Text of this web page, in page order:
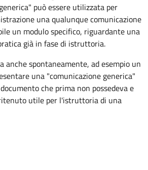
può essere utilizzata per
una qualunque comunicazione
un modulo specifico, riguardante una
già in fase di istruttoria.
anche spontaneamente, ad esempio un
una "comunicazione generica"
che prima non possedeva e
utile per l'istruttoria di una